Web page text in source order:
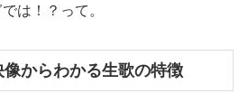
は！？って。
からわかる生歌の特徴